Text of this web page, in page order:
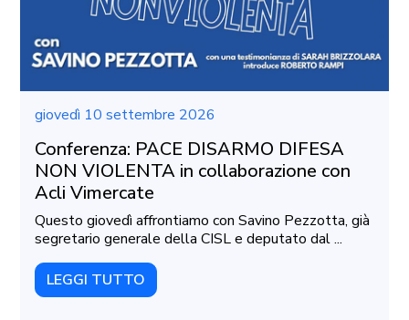
giovedì 10 settembre 2026
Conferenza: PACE DISARMO DIFESA
NON VIOLENTA in collaborazione con
Acli Vimercate
Questo giovedì affrontiamo con Savino Pezzotta, già
segretario generale della CISL e deputato dal ...
LEGGI TUTTO